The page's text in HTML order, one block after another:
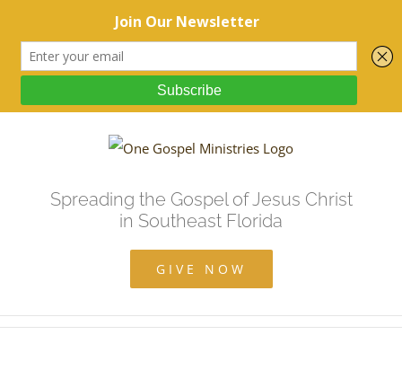
Spreading the Gospel of Jesus Christ
in Southeast Florida
GIVE NOW